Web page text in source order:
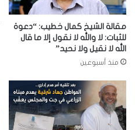
مقالة الشيخ كمال خطيب: “دعوة
للثبات: لا والله لا نقول إلا ما قال
الله لا نقيل ولا نحيد”
منذ أسبوعين